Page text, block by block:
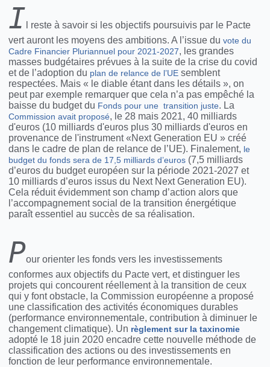
I l reste à savoir si les objectifs poursuivis par le Pacte
vert auront les moyens des ambitions. A l’issue duvote du
Cadre Financier Pluriannuel pour 2021-2027, les grandes
masses budgétaires prévues à la suite de la crise du covid
et de l’adoption du plan de relance de l’UE semblent
respectées. Mais « le diable étant dans les détails », on
peut par exemple remarquer que cela n’a pas empêché la
baisse du budget du Fonds pour une transition juste. La
Commission avait proposé, le 28 mais 2021, 40 milliards
d'euros (10 milliards d'euros plus 30 milliards d'euros en
provenance de l'instrument «Next Generation EU » créé
dans le cadre de plan de relance de l’UE). Finalement, le
budget du fonds sera de 17,5 milliards d’euros (7,5 milliards
d’euros du budget européen sur la période 2021-2027 et
10 milliards d’euros issus du Next Next Generation EU).
Cela réduit évidemment son champ d’action alors que
l’accompagnement social de la transition énergétique
paraît essentiel au succès de sa réalisation.
Pour orienter les fonds vers les investissements
conformes aux objectifs du Pacte vert, et distinguer les
projets qui concourent réellement à la transition de ceux
qui y font obstacle, la Commission européenne a proposé
une classification des activités économiques durables
(performance environnementale, contribution à diminuer le
changement climatique). Un règlement sur la taxinomie
adopté le 18 juin 2020 encadre cette nouvelle méthode de
classification des actions ou des investissements en
fonction de leur performance environnementale.